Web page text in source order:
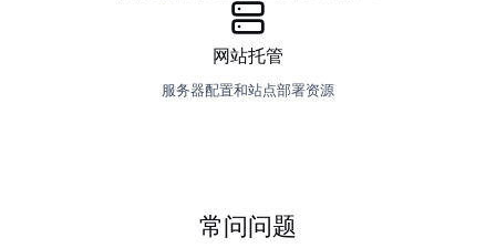
网站托管
服务器配置和站点部署资源
常问问题